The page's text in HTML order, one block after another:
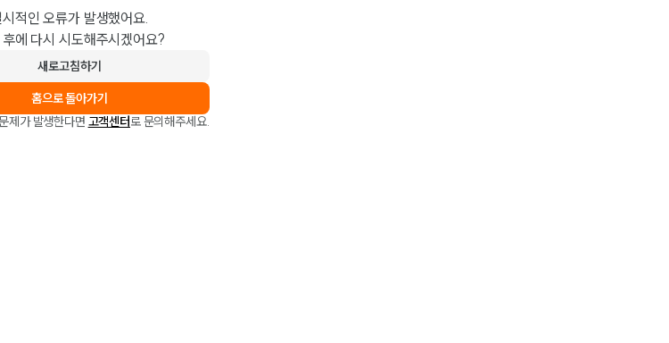
시적인 오류가 발생했어요.
에 다시 시도해주시겠어요?
새로고침하기
홈으로 돌아가기
제가 발생한다면 고객센터로 문의해주세요.